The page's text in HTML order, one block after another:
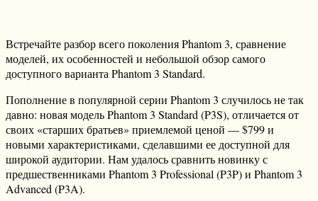
Встречайте разбор всего поколения Phantom 3, сравнение
моделей, их особенностей и небольшой обзор самого
доступного варианта Phantom 3 Standard.
Пополнение в популярной серии Phantom 3 случилось не так
давно: новая модель Phantom 3 Standard (P3S), отличается от
своих «старших братьев» приемлемой ценой — $799 и
новыми характеристиками, сделавшими ее доступной для
широкой аудитории. Нам удалось сравнить новинку с
предшественниками Phantom 3 Professional (P3P) и Phantom 3
Advanced (P3A).